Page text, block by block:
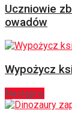
Uczniowie
owadów
Wypożycz
Następny